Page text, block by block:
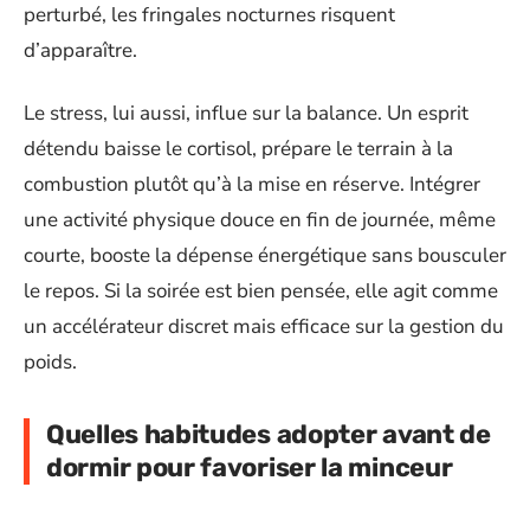
perturbé, les fringales nocturnes risquent
d’apparaître.
Le stress, lui aussi, influe sur la balance. Un esprit
détendu baisse le cortisol, prépare le terrain à la
combustion plutôt qu’à la mise en réserve. Intégrer
une activité physique douce en fin de journée, même
courte, booste la dépense énergétique sans bousculer
le repos. Si la soirée est bien pensée, elle agit comme
un accélérateur discret mais efficace sur la gestion du
poids.
Quelles habitudes adopter avant de
dormir pour favoriser la minceur